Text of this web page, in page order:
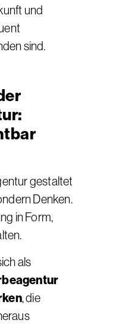
und
sind.
gestaltet
Denken.
in Form,
als
, die